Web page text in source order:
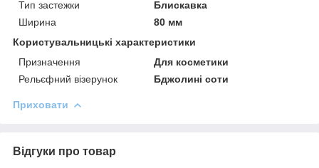
Тип застежки
Блискавка
Ширина
80 мм
Користувальницькі характеристики
Призначення
Для косметики
Рельєфний візерунок
Бджолині соти
Приховати
Відгуки про товар